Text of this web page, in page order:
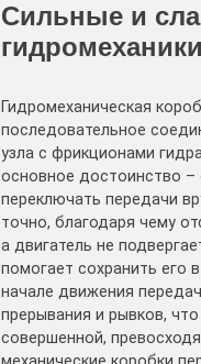
Сильные и
гидромеханики
Гидромеханическая
последовательное
узла с фрикционами
основное достоинство –
переключать передачи
точно, благодаря чему
а двигатель не
помогает сохранить его
начале движения
прерывания и рывков,
совершенной,